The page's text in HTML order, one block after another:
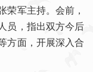
荣军主持。会前，
员，指出双方今后
方面，开展深入合